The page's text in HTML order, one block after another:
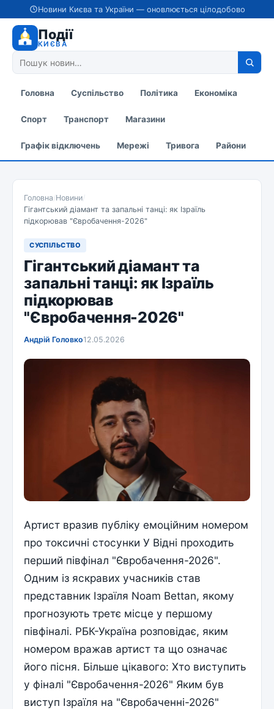
Новини Києва та України — оновлюється цілодобово
Події
КИЄВА
Головна Суспільство Політика Економіка
Спорт Транспорт Магазини
Графік відключень Мережі Тривога Райони
Головна/Новини/
Гігантський діамант та запальні танці: як Ізраїль
підкорював "Євробачення-2026"
СУСПІЛЬСТВО
Гігантський діамант та
запальні танці: як Ізраїль
підкорював
"Євробачення-2026"
Андрій Головко12.05.2026
Артист вразив публіку емоційним номером
про токсичні стосунки У Відні проходить
перший півфінал "Євробачення-2026".
Одним із яскравих учасників став
представник Ізраїля Noam Bettan, якому
прогнозують третє місце у першому
півфіналі. РБК-Україна розповідає, яким
номером вражав артист та що означає
його пісня. Більше цікавого: Хто виступить
у фіналі "Євробачення-2026" Яким був
виступ Ізраїля на "Євробаченні-2026"